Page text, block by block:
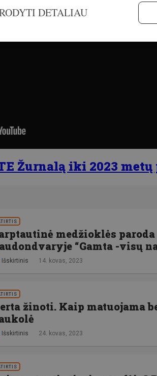
Žurnalą iki 2023 metų
medžioklės paroda
“Gamta -visų
Išskirtinis 14. kovas, 2023
žinoti. Kaip matuojama
Išskirtinis 24. kovas, 2023
DETALIAU